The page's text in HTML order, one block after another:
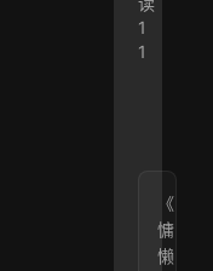
1
1
《
慵
懒